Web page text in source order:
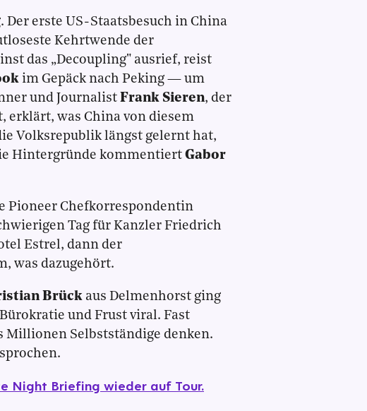
Der erste US-Staatsbesuch in China
Kehrtwende der
das „Decoupling" ausrief, reist
im Gepäck nach Peking — um
und Journalist Frank Sieren, der
erklärt, was China von diesem
Volksrepublik längst gelernt hat,
Hintergründe kommentiert Gabor
Pioneer Chefkorrespondentin
Tag für Kanzler Friedrich
Estrel, dann der
was dazugehört.
Brück aus Delmenhorst ging
und Frust viral. Fast
Millionen Selbstständige denken.
Night Briefing wieder auf Tour.